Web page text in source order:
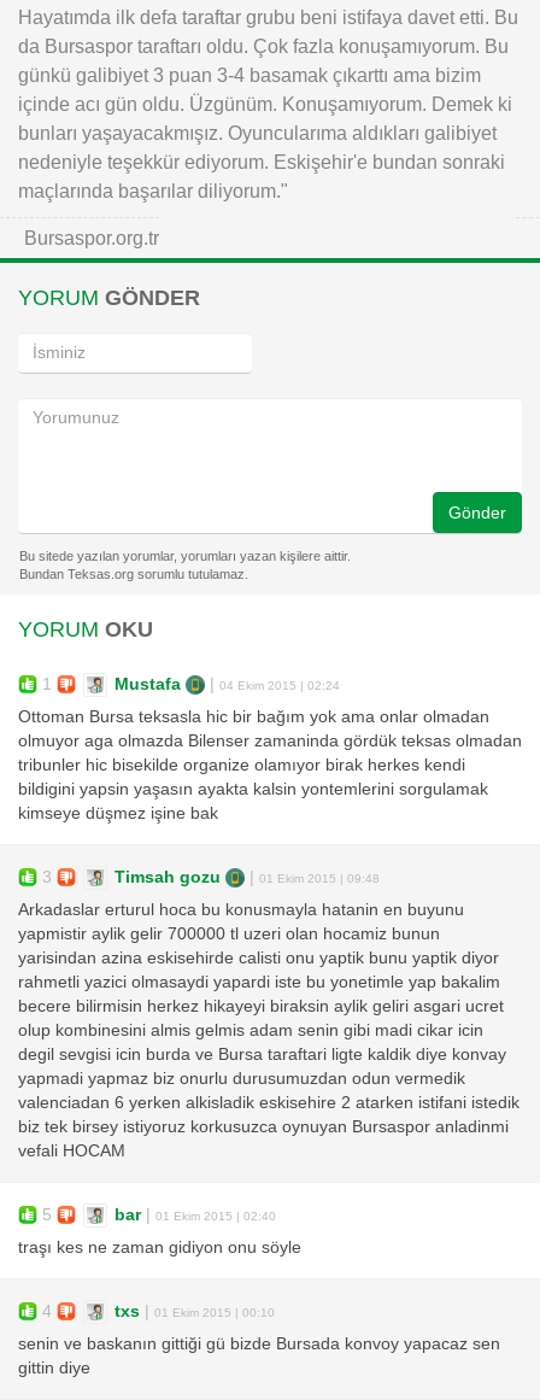
Hayatımda ilk defa taraftar grubu beni istifaya davet etti. Bu
da Bursaspor taraftarı oldu. Çok fazla konuşamıyorum. Bu
günkü galibiyet 3 puan 3-4 basamak çıkarttı ama bizim
içinde acı gün oldu. Üzgünüm. Konuşamıyorum. Demek ki
bunları yaşayacakmışız. Oyuncularıma aldıkları galibiyet
nedeniyle teşekkür ediyorum. Eskişehir'e bundan sonraki
maçlarında başarılar diliyorum."
Bursaspor.org.tr
YORUM GÖNDER
Gönder
YORUM OKU
1 Mustafa | 04 Ekim 2015 | 02:24
Ottoman Bursa teksasla hic bir bağım yok ama onlar olmadan
olmuyor aga olmazda Bilenser zamaninda gördük teksas olmadan
tribunler hic bisekilde organize olamıyor birak herkes kendi
bildigini yapsin yaşasın ayakta kalsin yontemlerini sorgulamak
kimseye düşmez işine bak
3 Timsah gozu | 01 Ekim 2015 | 09:48
Arkadaslar erturul hoca bu konusmayla hatanin en buyunu
yapmistir aylik gelir 700000 tl uzeri olan hocamiz bunun
yarisindan azina eskisehirde calisti onu yaptik bunu yaptik diyor
rahmetli yazici olmasaydi yapardi iste bu yonetimle yap bakalim
becere bilirmisin herkez hikayeyi biraksin aylik geliri asgari ucret
olup kombinesini almis gelmis adam senin gibi madi cikar icin
degil sevgisi icin burda ve Bursa taraftari ligte kaldik diye konvay
yapmadi yapmaz biz onurlu durusumuzdan odun vermedik
valenciadan 6 yerken alkisladik eskisehire 2 atarken istifani istedik
biz tek birsey istiyoruz korkusuzca oynuyan Bursaspor anladinmi
vefali HOCAM
5 bar| 01 Ekim 2015 | 02:40
traşı kes ne zaman gidiyon onu söyle
4 txs | 01 Ekim 2015 | 00:10
senin ve baskanın gittiği gü bizde Bursada konvoy yapacaz sen
gittin diye